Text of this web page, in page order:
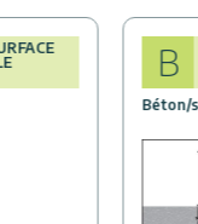
B
Béton/